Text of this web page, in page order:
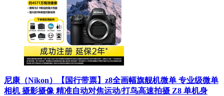
尼康（Nikon）【国行带票】z8全画幅旗舰机微单 专业级微单
相机 摄影摄像 精准自动对焦运动/打鸟高速拍摄 Z8 单机身